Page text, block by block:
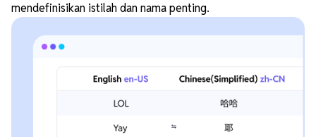
mendefinisikan istilah dan nama penting.